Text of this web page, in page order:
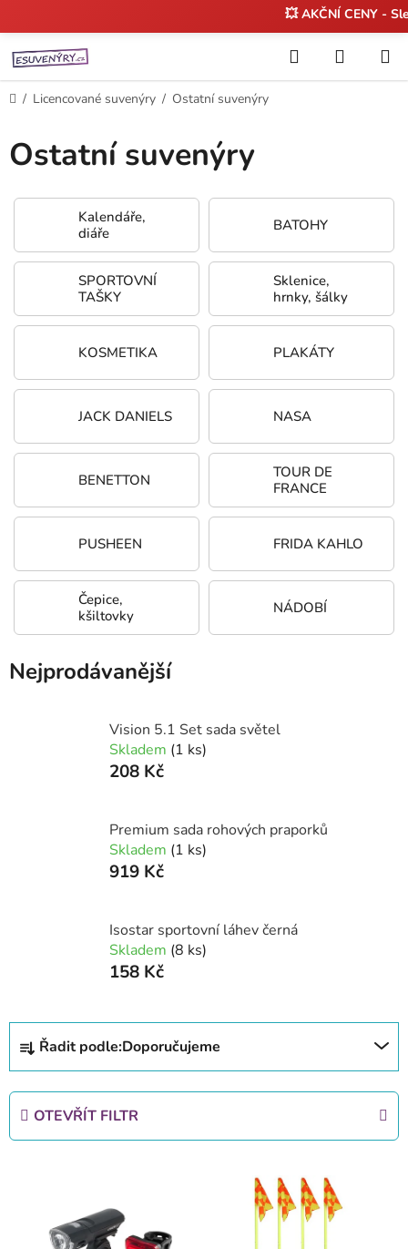
na
obsah
💥 AKČNÍ CENY -
Hledat
KOŠÍK
Domů
/ Licencované suvenýry / Ostatní suvenýry
Ostatní suvenýry
Kalendáře,
diáře
BATOHY
SPORTOVNÍ
TAŠKY
Sklenice,
hrnky, šálky
KOSMETIKA PLAKÁTY
JACK DANIELS NASA
BENETTON
TOUR DE
FRANCE
PUSHEEN FRIDA KAHLO
Čepice,
kšiltovky
NÁDOBÍ
Nejprodávanější
Vision 5.1 Set sada světel
Skladem (1 ks)
208 Kč
Premium sada rohových praporků
Skladem (1 ks)
919 Kč
Isostar sportovní láhev černá
Skladem (8 ks)
158 Kč
Ř
z
e
Řadit podle:Doporučujeme
OTEVŘÍT FILTR